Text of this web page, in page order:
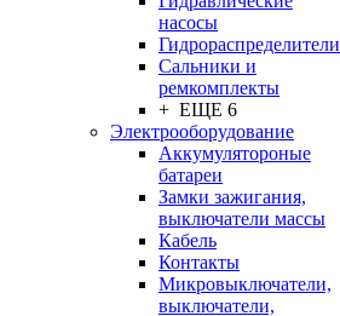
насосы
Гидрораспределители
Сальники и
ремкомплекты
+ ЕЩЕ 6
Электрооборудование
Аккумулятороные
батареи
Замки зажигания,
выключатели массы
Кабель
Контакты
Микровыключатели,
выключатели,